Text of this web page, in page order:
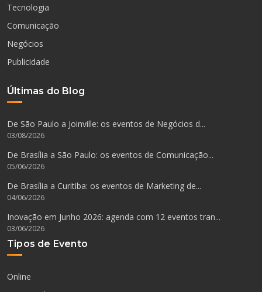
Tecnologia
Comunicação
Negócios
Publicidade
Últimas do Blog
De São Paulo a Joinville: os eventos de Negócios d...
03/08/2026
De Brasília a São Paulo: os eventos de Comunicação...
05/06/2026
De Brasília a Curitiba: os eventos de Marketing de...
04/06/2026
Inovação em Junho 2026: agenda com 12 eventos tran...
03/06/2026
Tipos de Evento
Online